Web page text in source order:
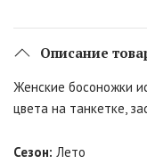
Описание
Женские босоножки
цвета на танкетке,
Сезон: Лето